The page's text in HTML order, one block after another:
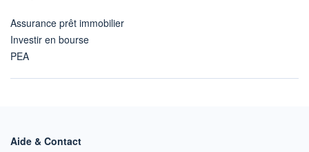
Assurance prêt immobilier
Investir en bourse
PEA
Aide & Contact